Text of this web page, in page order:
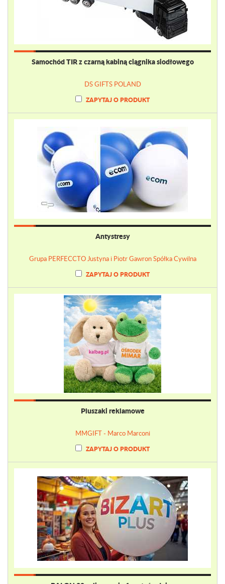
Samochód TIR z czarną kabiną ciągnika siodłowego
DS GIFTS POLAND
ZAPYTAJ O PRODUKT
Antystresy
Grupa PERFECCTO Justyna i Piotr Gawron Spółka Cywilna
ZAPYTAJ O PRODUKT
Pluszaki reklamowe
MMGIFT - Marco Marconi
ZAPYTAJ O PRODUKT